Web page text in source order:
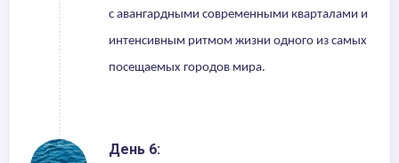
с авангардными современными кварталами и
интенсивным ритмом жизни одного из самых
посещаемых городов мира.
День 6: